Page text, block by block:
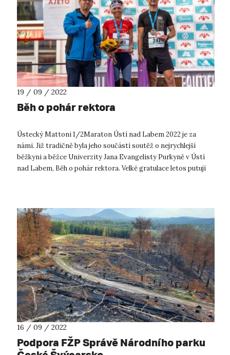
19 / 09 / 2022
Běh o pohár rektora
Ústecký Mattoni 1/2Maraton Ústí nad Labem 2022 je za
námi. Již tradičně byla jeho součástí soutěž o nejrychlejší
běžkyni a běžce Univerzity Jana Evangelisty Purkyně v Ústí
nad Labem, Běh o pohár rektora. Velké gratulace letos putují
16 / 09 / 2022
Podpora FŽP Správě Národního parku